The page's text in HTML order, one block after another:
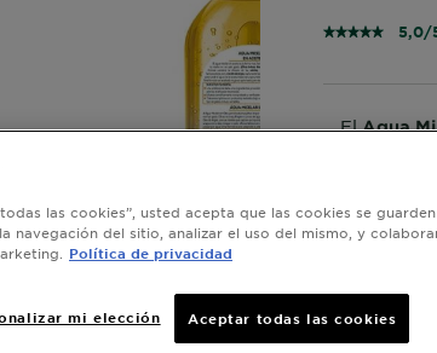
SLIDE 1SLIDE 2
SLIDE 3SLIDE 4
SLIDE 5
SLIDE 6
5,0/
ElAgua
maquillaje
de un
de
TAMAÑO
las cookies”, usted acepta que las cookies se
navegación del sitio, analizar el uso del mismo, y
Política de privacidad
mi elección Aceptar todas las cookies